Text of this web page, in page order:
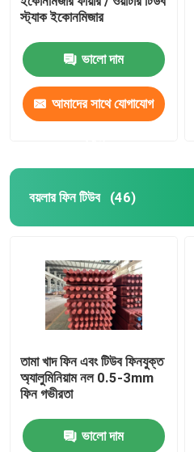
স্ট্যাক ইকোনমিজার
ভালো দাম
আমাদের সাথে যোগাযোগ
বয়লার ফিন টিউব (46)
তামা খাদ ফিন এবং টিউব ফিনযুক্ত
অ্যালুমিনিয়াম নল 0.5-3mm
ফিন গভীরতা
ভালো দাম